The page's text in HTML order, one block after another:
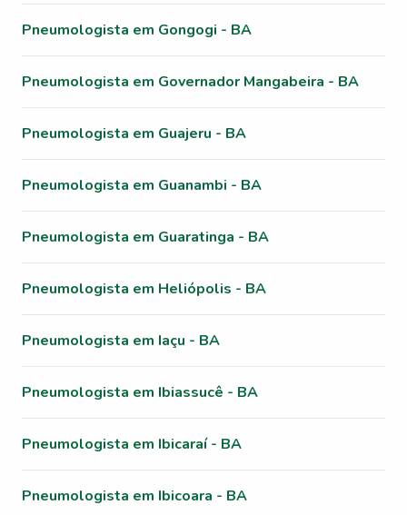
Pneumologista em Gongogi - BA
Pneumologista em Governador Mangabeira - BA
Pneumologista em Guajeru - BA
Pneumologista em Guanambi - BA
Pneumologista em Guaratinga - BA
Pneumologista em Heliópolis - BA
Pneumologista em Iaçu - BA
Pneumologista em Ibiassucê - BA
Pneumologista em Ibicaraí - BA
Pneumologista em Ibicoara - BA